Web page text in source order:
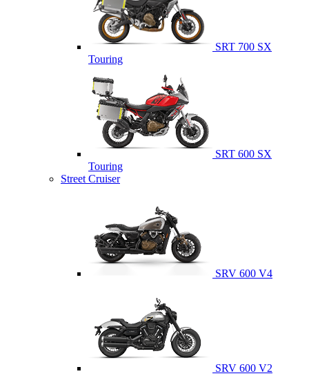
SRT 700 SX
Touring
SRT 600 SX
Touring
Street Cruiser
SRV 600 V4
SRV 600 V2